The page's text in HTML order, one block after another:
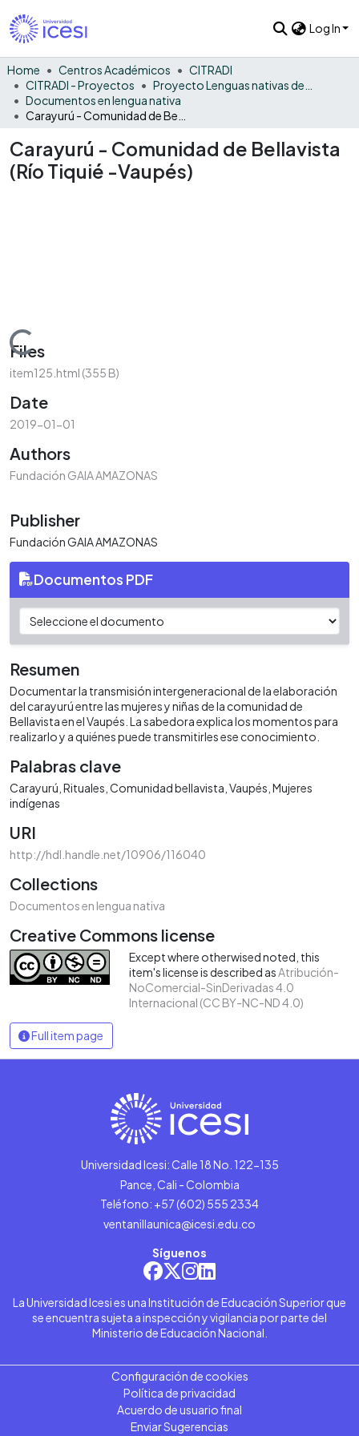
Log In
Home Centros Académicos
CITRADI
CITRADI - Proyectos
Documentos en lengua nativa
Carayurú - Comunidad de Bellavista
(Río Tiquié -Vaupés)
Loading...
Files
item125.html (355 B)
Date
2019-01-01
Authors
Fundación GAIA AMAZONAS
Publisher
Fundación GAIA AMAZONAS
Documentos PDF
Resumen
Documentar la transmisión intergeneracional de la elaboración
del carayurú entre las mujeres y niñas de la comunidad de
Bellavista en el Vaupés. La sabedora explica los momentos para
realizarlo y a quiénes puede transmitirles ese conocimiento.
Palabras clave
Carayurú Rituales Comunidad bellavista Vaupés Mujeres
indígenas
URI
http://hdl.handle.net/10906/116040
Collections
Documentos en lengua nativa
Creative Commons license
Except where otherwised noted, this
item's license is described asAtribución-
NoComercial-SinDerivadas 4.0
Internacional (CC BY-NC-ND 4.0)
Full item page
Universidad Icesi: Calle 18 No. 122-135
Pance, Cali - Colombia
Teléfono: +57 (602) 555 2334
ventanillaunica@icesi.edu.co
Síguenos
La Universidad Icesi es una Institución de Educación Superior que
se encuentra sujeta a inspección y vigilancia por parte del
Ministerio de Educación Nacional.
Configuración de cookies
Política de privacidad
Acuerdo de usuario final
Enviar Sugerencias